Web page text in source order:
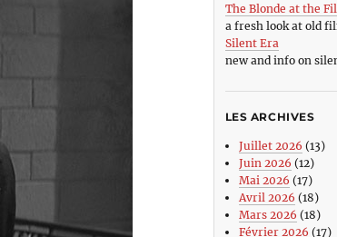
The Blonde at the
a fresh look at old
Silent Era
new and info on
LES ARCHIVES
Juillet 2026 (13)
Juin 2026 (12)
Mai 2026 (17)
Avril 2026 (18)
Mars 2026 (18)
Février 2026 (17)